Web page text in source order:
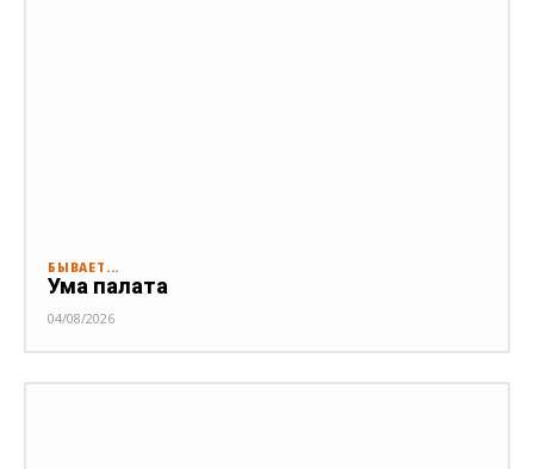
БЫВАЕТ...
Ума палата
04/08/2026